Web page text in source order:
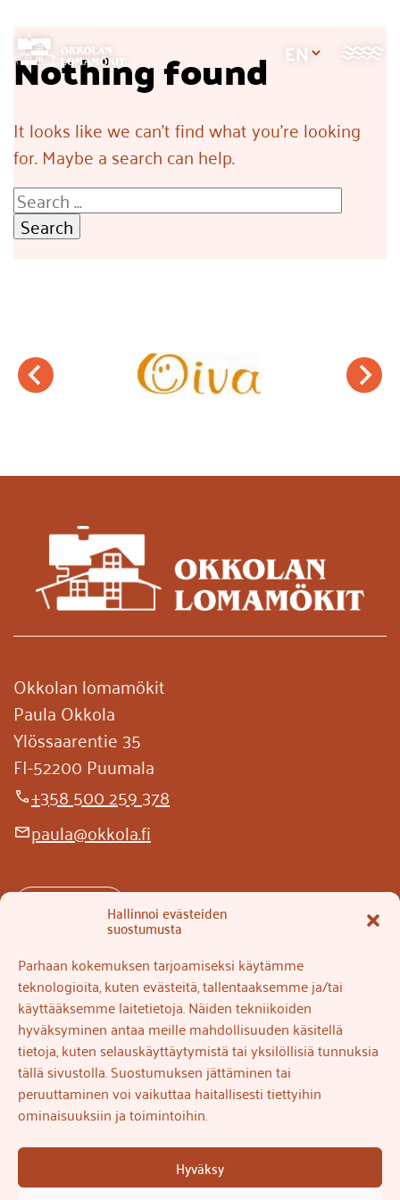
Hallinnoi evästeiden
suostumusta
Parhaan kokemuksen tarjoamiseksi käytämme
teknologioita, kuten evästeitä, tallentaaksemme ja/tai
käyttääksemme laitetietoja. Näiden tekniikoiden
hyväksyminen antaa meille mahdollisuuden käsitellä
tietoja, kuten selauskäyttäytymistä tai yksilöllisiä tunnuksia
tällä sivustolla. Suostumuksen jättäminen tai
peruuttaminen voi vaikuttaa haitallisesti tiettyihin
ominaisuuksiin ja toimintoihin.
Hyväksy
content
Nothing found
It looks like we can't find what you're looking
for. Maybe a search can help.
Search
for:
Okkolan lomamökit
Paula Okkola
Ylössaarentie 35
FI-52200 Puumala
phone+358 500 259 378
emailpaula@okkola.fi
Home
Cottages
Restaurant
Sustainability
Okkola holiday cottages
COTTAGES
CONTACT US